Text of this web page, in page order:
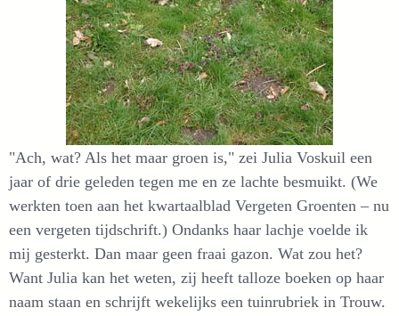
"Ach, wat? Als het maar groen is," zei Julia Voskuil een
jaar of drie geleden tegen me en ze lachte besmuikt. (We
werkten toen aan het kwartaalblad Vergeten Groenten – nu
een vergeten tijdschrift.) Ondanks haar lachje voelde ik
mij gesterkt. Dan maar geen fraai gazon. Wat zou het?
Want Julia kan het weten, zij heeft talloze boeken op haar
naam staan en schrijft wekelijks een tuinrubriek in Trouw.